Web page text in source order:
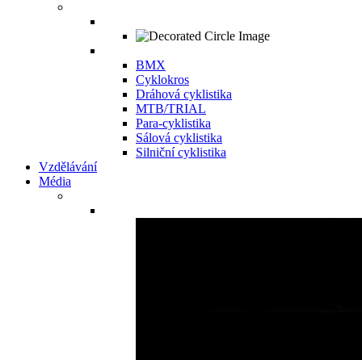
BMX
Cyklokros
Dráhová cyklistika
MTB/TRIAL
Para-cyklistika
Sálová cyklistika
Silniční cyklistika
Vzdělávání
Média